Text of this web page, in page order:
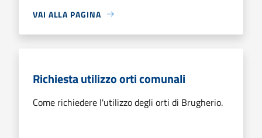
VAI ALLA PAGINA
Richiesta utilizzo orti comunali
Come richiedere l'utilizzo degli orti di Brugherio.